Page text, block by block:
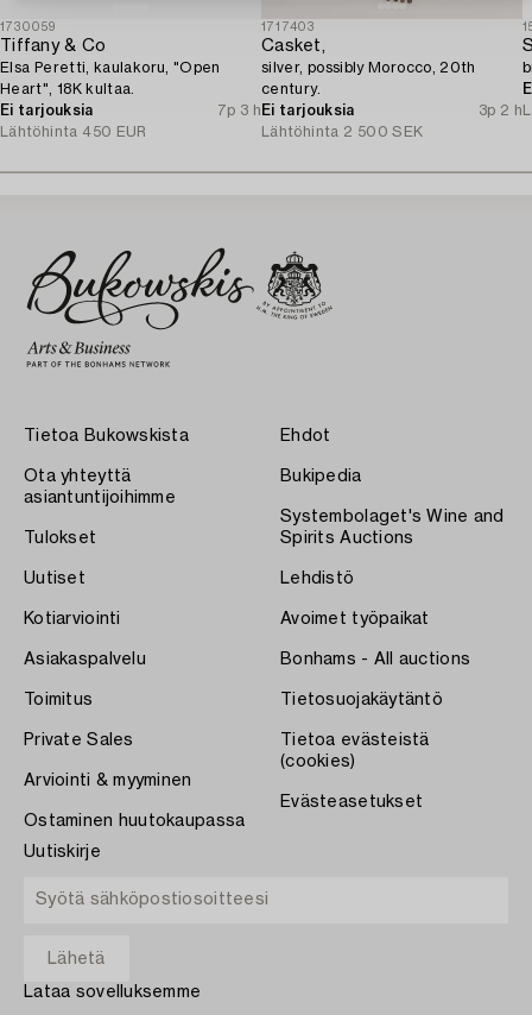
1730059
Tiffany & Co
Elsa Peretti, kaulakoru, "Open
Heart", 18K kultaa.
Ei tarjouksia
7p 3 h
Lähtöhinta 450 EUR
1717403
Casket,
silver, possibly Morocco, 20th
century.
Ei tarjouksia
3p 2 h
Lähtöhinta 2 500 SEK
Tietoa Bukowskista
Ota yhteyttä
asiantuntijoihimme
Tulokset
Uutiset
Kotiarviointi
Asiakaspalvelu
Toimitus
Private Sales
Arviointi & myyminen
Ostaminen huutokaupassa
Ehdot
Bukipedia
Systembolaget's Wine and
Spirits Auctions
Lehdistö
Avoimet työpaikat
Bonhams - All auctions
Tietosuojakäytäntö
Tietoa evästeistä
(cookies)
Evästeasetukset
Uutiskirje
Lataa sovelluksemme